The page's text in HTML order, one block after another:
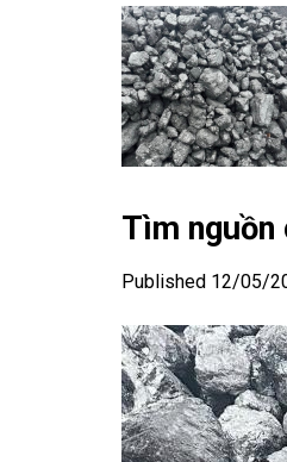
Tìm
Published 12/05/